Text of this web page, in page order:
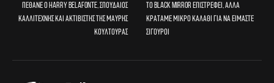
Πέθανε ο Harry Belafonte, σπουδαίος
καλλιτέχνης και ακτιβιστής της μαύρης
κουλτούρας
Το Black Mirror επιστρέφει, αλλά
κρατάμε μικρό καλάθι για να είμαστε
σίγουροι